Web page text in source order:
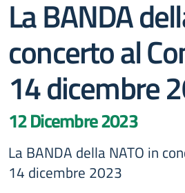
La BANDA
concerto al
14 dicembre
12 Dicembre 2023
La BANDA della NATO in
14 dicembre 2023